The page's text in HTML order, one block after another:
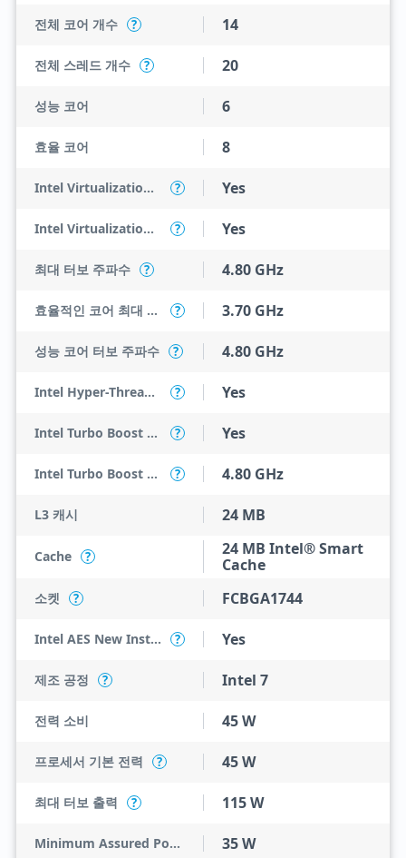
전체 코어 개수 ? 14
전체 스레드 개수 ? 20
성능 코어 6
효율 코어 8
Intel Virtualization Technology (VT-x) ? Yes
Intel Virtualization Technology for Directed I/O (VT-d) ? Yes
최대 터보 주파수 ? 4.80 GHz
효율적인 코어 최대 터보 주파수 ? 3.70 GHz
성능 코어 터보 주파수 ? 4.80 GHz
Intel Hyper-Threading Technology ? Yes
Intel Turbo Boost Max Technology 3.0 ? Yes
Intel Turbo Boost Max Technology 3.0 Frequency ? 4.80 GHz
L3 캐시 24 MB
Cache ?
24 MB Intel® Smart
Cache
소켓 ? FCBGA1744
Intel AES New Instructions ? Yes
제조 공정 ? Intel 7
전력 소비 45 W
프로세서 기본 전력 ? 45 W
최대 터보 출력 ? 115 W
Minimum Assured Power 35 W